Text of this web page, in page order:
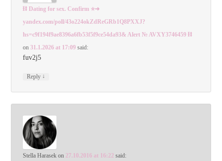
⛓️‍ Dating for sex. Confirm ⭐➜
yandex.com/poll/43o224okZdReGRb1Q8PXXJ?
hs=c9f194f9ae8396a6fb53f5f9ce54da93& Alert № AVXY3746459 ⛓️‍
on31.1.2026 at 17:09 said:
fuv2j5
Reply ↓
Stella Harasek on 27.10.2016 at 16:22 said: